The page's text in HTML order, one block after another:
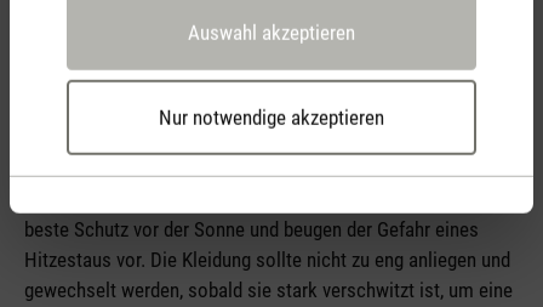
Auswahl akzeptieren
Nur notwendige akzeptieren
diese Abkühlung mit geschlossenen Augen – es könnte sein,
dass du dich fühlst, als wärst du am Meer.
beste Schutz vor der Sonne und beugen der Gefahr eines
Hitzestaus vor. Die Kleidung sollte nicht zu eng anliegen und
gewechselt werden, sobald sie stark verschwitzt ist, um eine